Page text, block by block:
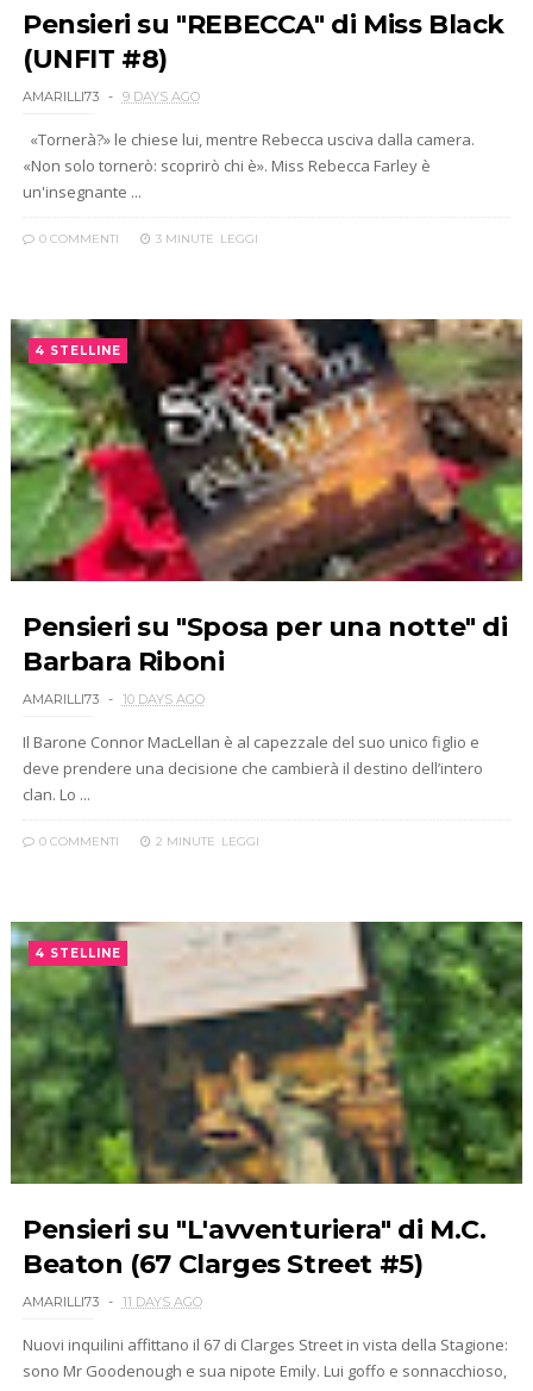
Pensieri su "REBECCA" di Miss Black
(UNFIT #8)
AMARILLI73 9 DAYS AGO
«Tornerà?» le chiese lui, mentre Rebecca usciva dalla camera.
«Non solo tornerò: scoprirò chi è». Miss Rebecca Farley è
un'insegnante ...
0 COMMENTI 3 MINUTE LEGGI
4 STELLINE
Pensieri su "Sposa per una notte" di
Barbara Riboni
AMARILLI73 10 DAYS AGO
Il Barone Connor MacLellan è al capezzale del suo unico figlio e
deve prendere una decisione che cambierà il destino dell’intero
clan. Lo ...
0 COMMENTI 2 MINUTE LEGGI
4 STELLINE
Pensieri su "L'avventuriera" di M.C.
Beaton (67 Clarges Street #5)
AMARILLI73 11 DAYS AGO
Nuovi inquilini affittano il 67 di Clarges Street in vista della Stagione:
sono Mr Goodenough e sua nipote Emily. Lui goffo e sonnacchioso,